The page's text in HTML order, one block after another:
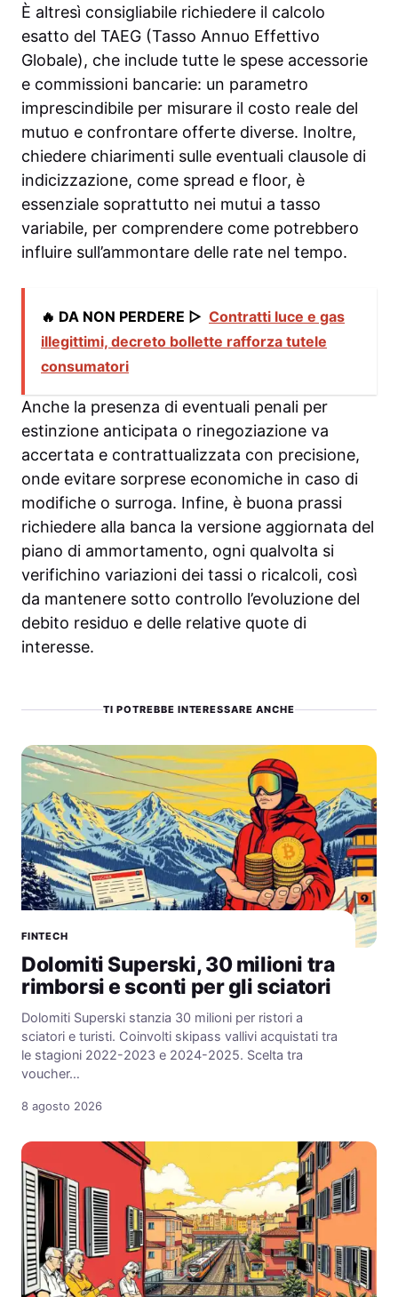
È altresì consigliabile richiedere il calcolo
esatto del TAEG (Tasso Annuo Effettivo
Globale), che include tutte le spese accessorie
e commissioni bancarie: un parametro
imprescindibile per misurare il costo reale del
mutuo e confrontare offerte diverse. Inoltre,
chiedere chiarimenti sulle eventuali clausole di
indicizzazione, come spread e floor, è
essenziale soprattutto nei mutui a tasso
variabile, per comprendere come potrebbero
influire sull’ammontare delle rate nel tempo.
🔥 DA NON PERDERE ▷ Contratti luce e gas
illegittimi, decreto bollette rafforza tutele
consumatori
Anche la presenza di eventuali penali per
estinzione anticipata o rinegoziazione va
accertata e contrattualizzata con precisione,
onde evitare sorprese economiche in caso di
modifiche o surroga. Infine, è buona prassi
richiedere alla banca la versione aggiornata del
piano di ammortamento, ogni qualvolta si
verifichino variazioni dei tassi o ricalcoli, così
da mantenere sotto controllo l’evoluzione del
debito residuo e delle relative quote di
interesse.
TI POTREBBE INTERESSARE ANCHE
FINTECH
Dolomiti Superski, 30 milioni tra
rimborsi e sconti per gli sciatori
Dolomiti Superski stanzia 30 milioni per ristori a
sciatori e turisti. Coinvolti skipass vallivi acquistati tra
le stagioni 2022-2023 e 2024-2025. Scelta tra
voucher…
8 agosto 2026